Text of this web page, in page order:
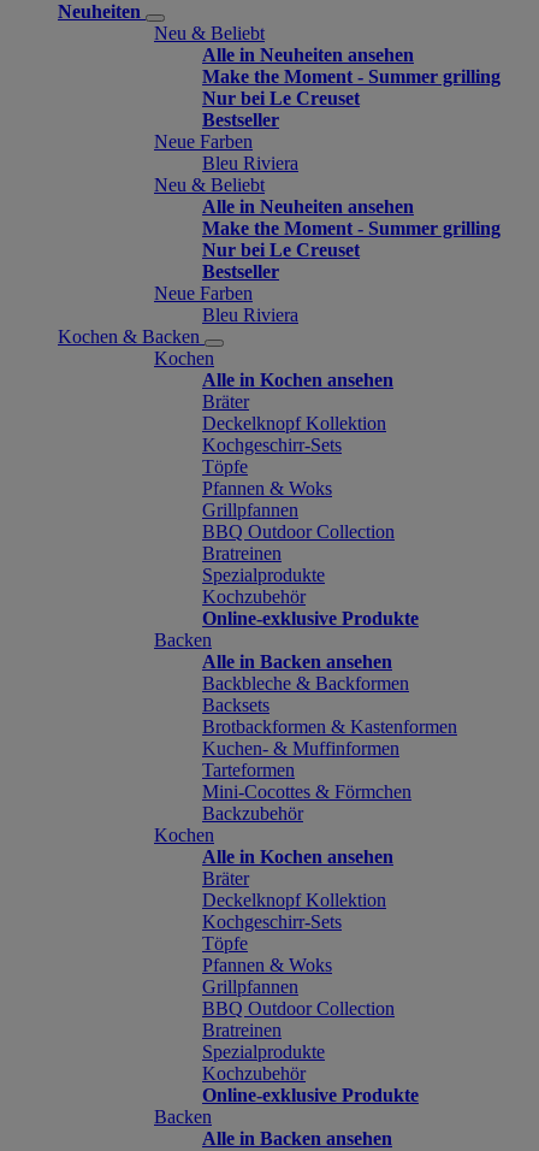
Neuheiten
Neu & Beliebt
Alle in Neuheiten ansehen
Make the Moment - Summer grilling
Nur bei Le Creuset
Bestseller
Neue Farben
Bleu Riviera
Neu & Beliebt
Alle in Neuheiten ansehen
Make the Moment - Summer grilling
Nur bei Le Creuset
Bestseller
Neue Farben
Bleu Riviera
Kochen & Backen
Kochen
Alle in Kochen ansehen
Bräter
Deckelknopf Kollektion
Kochgeschirr-Sets
Töpfe
Pfannen & Woks
Grillpfannen
BBQ Outdoor Collection
Bratreinen
Spezialprodukte
Kochzubehör
Online-exklusive Produkte
Backen
Alle in Backen ansehen
Backbleche & Backformen
Backsets
Brotbackformen & Kastenformen
Kuchen- & Muffinformen
Tarteformen
Mini-Cocottes & Förmchen
Backzubehör
Kochen
Alle in Kochen ansehen
Bräter
Deckelknopf Kollektion
Kochgeschirr-Sets
Töpfe
Pfannen & Woks
Grillpfannen
BBQ Outdoor Collection
Bratreinen
Spezialprodukte
Kochzubehör
Online-exklusive Produkte
Backen
Alle in Backen ansehen